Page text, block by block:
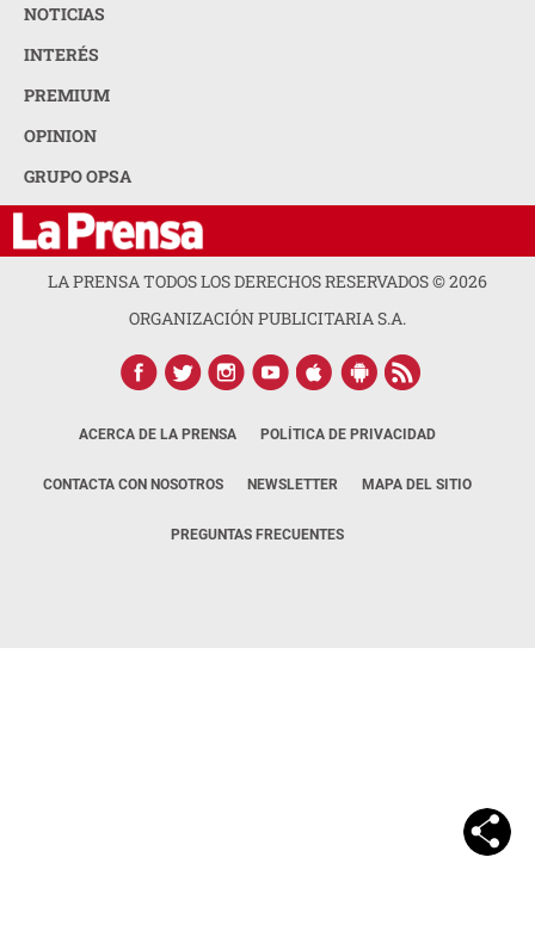
NOTICIAS
INTERÉS
PREMIUM
OPINION
GRUPO OPSA
LA PRENSA TODOS LOS DERECHOS RESERVADOS ©2026
ORGANIZACIÓN PUBLICITARIA S.A.
ACERCA DE LA PRENSA POLÍTICA DE PRIVACIDAD
CONTACTA CON NOSOTROS NEWSLETTER MAPA DEL SITIO
PREGUNTAS FRECUENTES